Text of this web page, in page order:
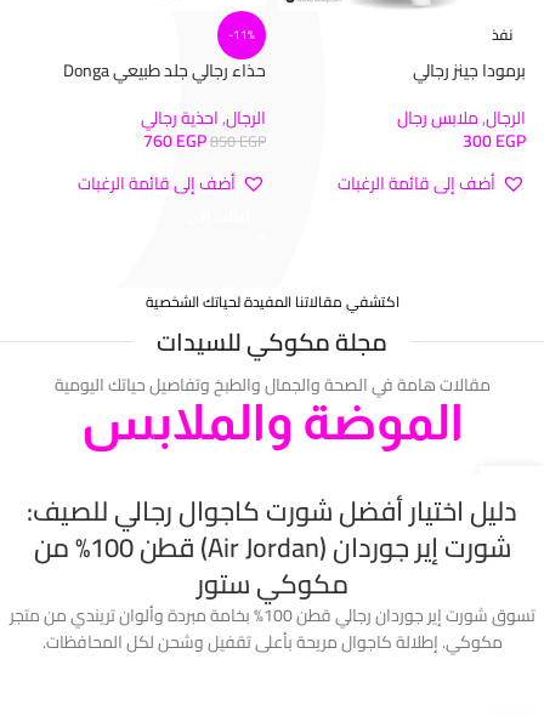
نفذ
برمودا جينز رجالي
الرجال,ملابس رجال
300EGP
أضف إلى قائمة الرغبات
-11%
حذاء رجالي جلد طبيعي Donga
الرجال,احذية رجالي
850EGP
760EGP
أضف إلى قائمة الرغبات
اكتشفي مقالاتنا المفيدة لحياتك الشخصية
مجلة مكوكي للسيدات
مقالات هامة في الصحة والجمال والطبخ وتفاصيل حياتك اليومية
الموضة والملابس
26يوليو
دليل اختيار أفضل شورت كاجوال رجالي للصيف:
شورت إير جوردان (Air Jordan) قطن 100% من
مكوكي ستور
تسوق شورت إير جوردان رجالي قطن 100% بخامة مبردة وألوان تريندي من متجر
مكوكي. إطلالة كاجوال مريحة بأعلى تقفيل وشحن لكل المحافظات.